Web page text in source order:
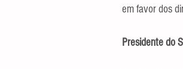
em favor dos
Presidente do